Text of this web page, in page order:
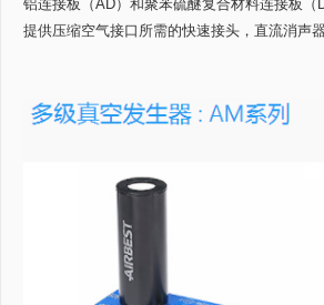
铝连接板（AD）和聚苯硫醚复合材料连接板（D
提供压缩空气接口所需的快速接头，直流消声